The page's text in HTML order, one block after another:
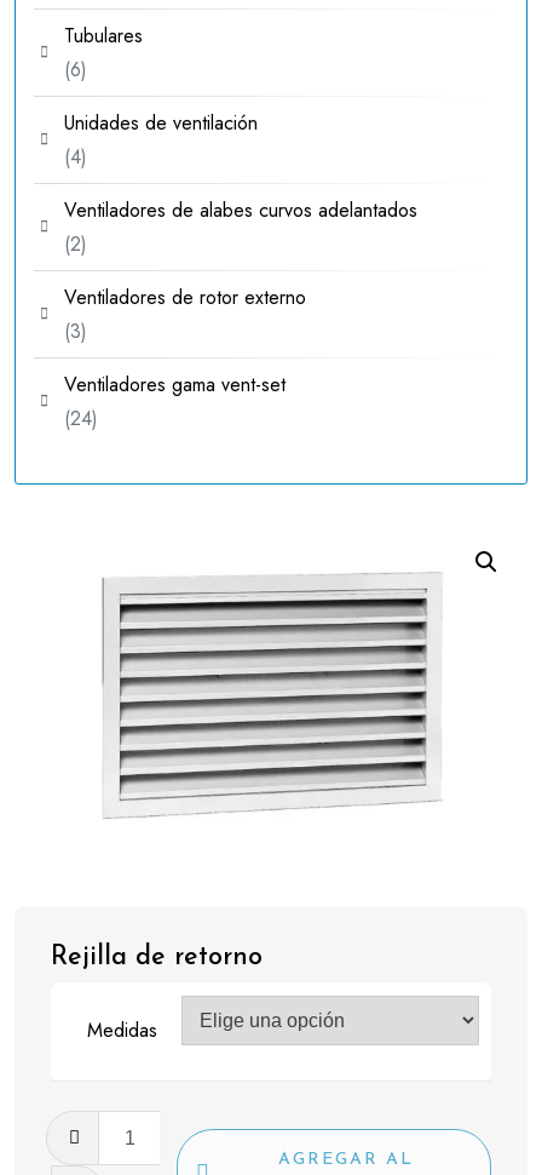
Rejilla de retorno
Medidas
de
AGREGAR AL
producto
Tubulares
66
productos
Unidades de ventilación
44
productos
Ventiladores de alabes curvos adelantados
22
productos
Ventiladores de rotor externo
33
productos
Ventiladores gama vent-set
2424